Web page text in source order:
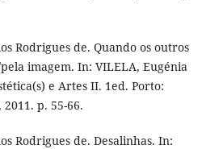
Rodrigues de. Quando os outros
imagem. In: VILELA, Eugénia
e Artes II. 1ed. Porto:
p. 55-66.
Rodrigues de. Desalinhas. In: